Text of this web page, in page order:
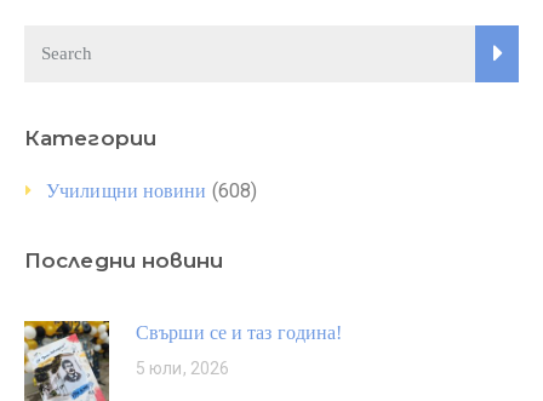
Категории
Училищни новини (608)
Последни новини
Свърши се и таз година!
5 юли, 2026